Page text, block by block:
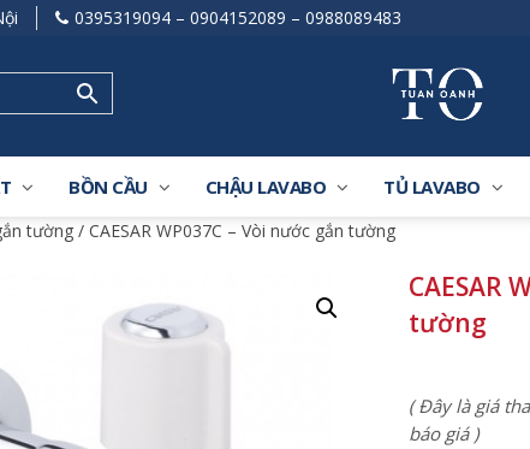
0395319094 – 0904152089 – 0988089483
BỒN CẦU CHẬU LAVABO TỦ LAVABO
tường / CAESAR WP037C – Vòi nước gắn tường
CAESAR
tường
( Đây là giá
báo giá )